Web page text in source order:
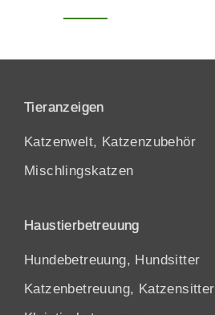
Tieranzeigen
Katzenwelt, Katzenzubehör
Mischlingskatzen
Haustierbetreuung
Hundebetreuung, Hundsitter
Katzenbetreuung, Katzensitter